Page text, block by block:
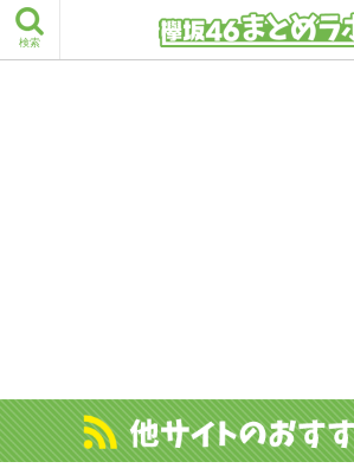
検索